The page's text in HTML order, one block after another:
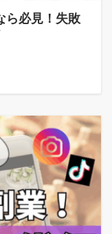
ら必見！失敗